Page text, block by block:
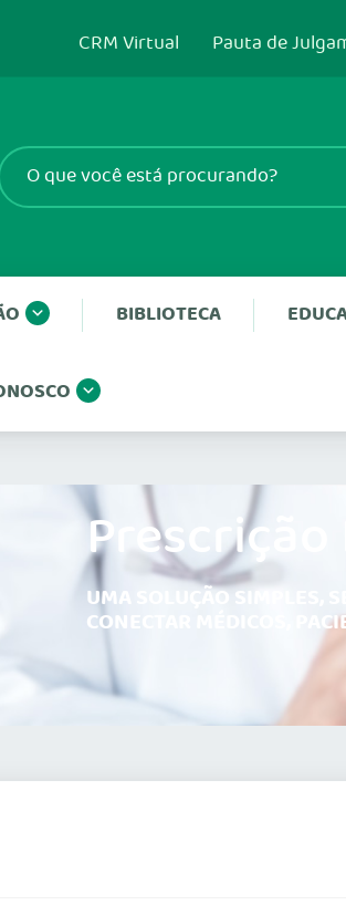
CRM Virtual Pauta de
BIBLIOTECA
UMA SOLUÇÃO SIMPLES,
CONECTAR MÉDICOS,